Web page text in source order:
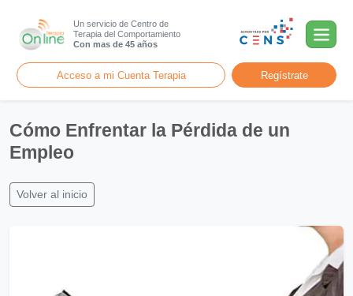
Un servicio de Centro de
Terapia del Comportamiento
Con mas de 45 años
Acceso a mi Cuenta Terapia Regístrate
Cómo Enfrentar la Pérdida de un
Empleo
Volver al inicio